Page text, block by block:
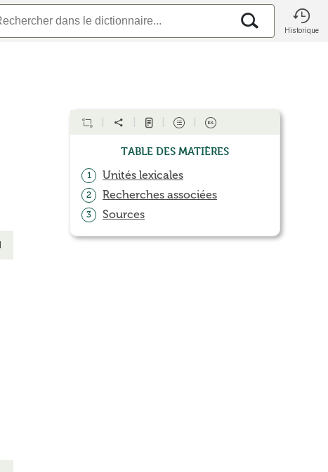
Historique
Table des matières
1 Unités lexicales
2 Recherches associées
3 Sources